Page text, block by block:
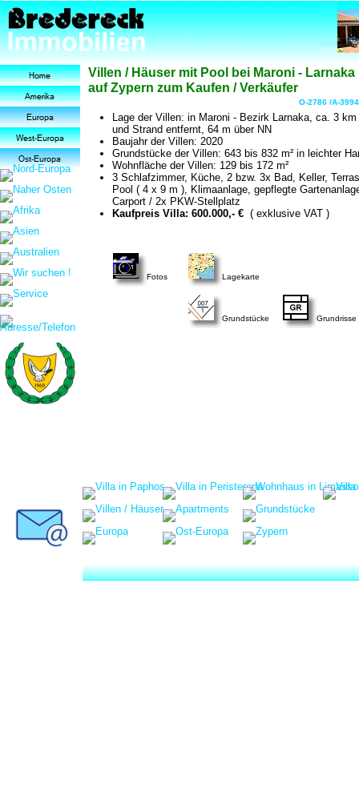
Villen / Häuser mit Pool bei Maroni - Larnaka
auf Zypern zum Kaufen / Verkäufer
Lage der Villen: in Maroni - Bezirk Larnaka, ca. 3
und Strand entfernt, 64 m über NN
Baujahr der Villen: 2020
Grundstücke der Villen: 643 bis 832 m² in leichter
Wohnfläche der Villen: 129 bis 172 m²
3 Schlafzimmer, Küche, 2 bzw. 3x Bad, Keller,
Pool ( 4 x 9 m ), Klimaanlage, gepflegte
Carport / 2x PKW-Stellplatz
Kaufpreis Villa: 600.000,- € ( exklusive VAT )
Fotos
Grundrisse
O-2786 /A-3994
Grundstücke
Lagekarte